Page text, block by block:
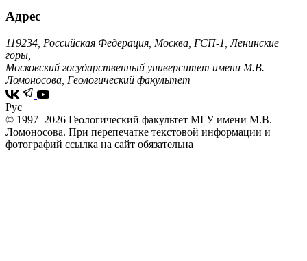
Адрес
119234, Российская Федерация, Москва, ГСП-1, Ленинские
горы,
Московский государственный университет имени М.В.
Ломоносова, Геологический факультет
Рус
© 1997–2026 Геологический факультет МГУ имени М.В.
Ломоносова. При перепечатке текстовой информации и
фотографий ссылка на сайт обязательна